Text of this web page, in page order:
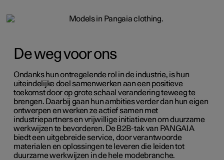
De weg voor ons
Ondanks hun ontregelende rol in de industrie, is hun
uiteindelijke doel samenwerken aan een positieve
toekomst door op grote schaal verandering teweeg te
brengen. Daarbij gaan hun ambities verder dan hun eigen
ontwerpen en werken ze actief samen met
industriepartners en vrijwillige initiatieven om duurzame
werkwijzen te bevorderen. De B2B-tak van PANGAIA
biedt een uitgebreide service, door verantwoorde
materialen en oplossingen te leveren die leiden tot
duurzame werkwijzen in de hele modebranche.